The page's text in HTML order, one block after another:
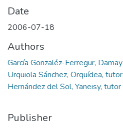
Date
2006-07-18
Authors
García Gonzaléz-Ferregur, Damay
Urquiola Sánchez, Orquídea, tutor
Hernández del Sol, Yaneisy, tutor
Publisher